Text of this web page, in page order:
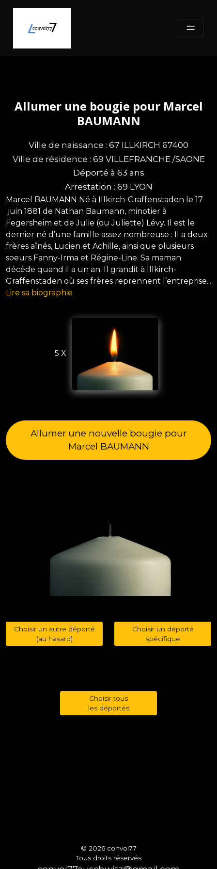
content
Allumer une bougie pour Marcel
BAUMANN
Ville de naissance : 67 ILLKIRCH 67400
Ville de résidence : 69 VILLEFRANCHE /SAONE
Déporté à 63 ans
Arrestation : 69 LYON
Marcel BAUMANN Né à Illkirch-Graffenstaden le 17
juin 1881 de Nathan Baumann, minotier à
Fegersheim et de Julie (ou Juliette) Lévy. Il est le
dernier né d’une famille assez nombreuse : Il a deux
frères aînés, Lucien et Achille, ainsi que plusieurs
soeurs Fanny-Irma et Régine-Line. Sa maman
décède quand il a un an. Il grandit à Illkirch-
Graffenstaden où ses frères reprennent l’entreprise...
Lire sa biographie
5 X
Allumer une nouvelle bougie pour
Marcel BAUMANN
Choisir un autre déporté
(au hasard)
Choisir un déporté
spécifique
Choisir tous
les déportés
© 2026 convoi77
Tous droits réservés